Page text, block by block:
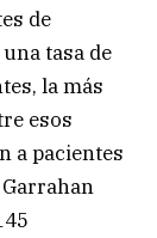
de
tasa de
la más
esos
a pacientes